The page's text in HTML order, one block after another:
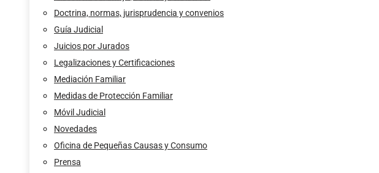
Doctrina, normas, jurisprudencia y convenios
Guía Judicial
Juicios por Jurados
Legalizaciones y Certificaciones
Mediación Familiar
Medidas de Protección Familiar
Móvil Judicial
Novedades
Oficina de Pequeñas Causas y Consumo
Prensa